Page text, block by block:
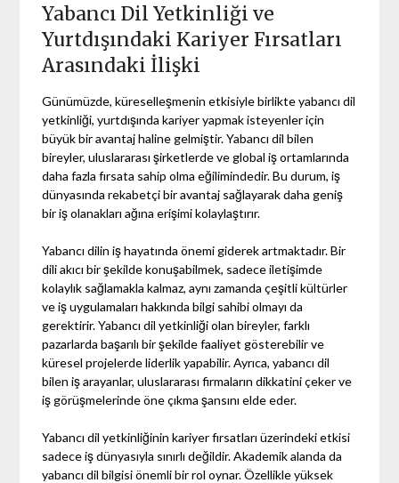
Yabancı Dil Yetkinliği ve
Yurtdışındaki Kariyer Fırsatları
Arasındaki İlişki
Günümüzde, küreselleşmenin etkisiyle birlikte yabancı dil
yetkinliği, yurtdışında kariyer yapmak isteyenler için
büyük bir avantaj haline gelmiştir. Yabancı dil bilen
bireyler, uluslararası şirketlerde ve global iş ortamlarında
daha fazla fırsata sahip olma eğilimindedir. Bu durum, iş
dünyasında rekabetçi bir avantaj sağlayarak daha geniş
bir iş olanakları ağına erişimi kolaylaştırır.
Yabancı dilin iş hayatında önemi giderek artmaktadır. Bir
dili akıcı bir şekilde konuşabilmek, sadece iletişimde
kolaylık sağlamakla kalmaz, aynı zamanda çeşitli kültürler
ve iş uygulamaları hakkında bilgi sahibi olmayı da
gerektirir. Yabancı dil yetkinliği olan bireyler, farklı
pazarlarda başarılı bir şekilde faaliyet gösterebilir ve
küresel projelerde liderlik yapabilir. Ayrıca, yabancı dil
bilen iş arayanlar, uluslararası firmaların dikkatini çeker ve
iş görüşmelerinde öne çıkma şansını elde eder.
Yabancı dil yetkinliğinin kariyer fırsatları üzerindeki etkisi
sadece iş dünyasıyla sınırlı değildir. Akademik alanda da
yabancı dil bilgisi önemli bir rol oynar. Özellikle yüksek